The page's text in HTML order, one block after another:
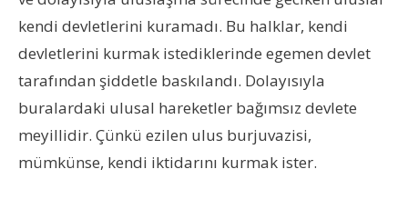
kendi devletlerini kuramadı. Bu halklar, kendi
devletlerini kurmak istediklerinde egemen devlet
tarafından şiddetle baskılandı. Dolayısıyla
buralardaki ulusal hareketler bağımsız devlete
meyillidir. Çünkü ezilen ulus burjuvazisi,
mümkünse, kendi iktidarını kurmak ister.